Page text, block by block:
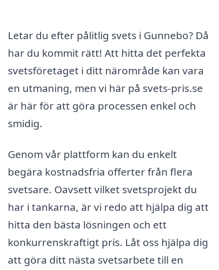
Letar du efter pålitlig svets i Gunnebo? Då
har du kommit rätt! Att hitta det perfekta
svetsföretaget i ditt närområde kan vara
en utmaning, men vi här på svets-pris.se
är här för att göra processen enkel och
smidig.
Genom vår plattform kan du enkelt
begära kostnadsfria offerter från flera
svetsare. Oavsett vilket svetsprojekt du
har i tankarna, är vi redo att hjälpa dig att
hitta den bästa lösningen och ett
konkurrenskraftigt pris. Låt oss hjälpa dig
att göra ditt nästa svetsarbete till en